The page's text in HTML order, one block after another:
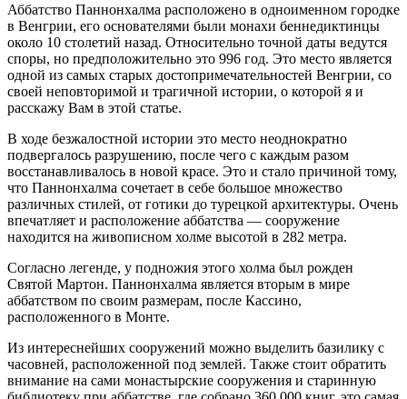
Аббатство Паннонхалма расположено в одноименном городке
в Венгрии, его основателями были монахи беннедиктинцы
около 10 столетий назад. Относительно точной даты ведутся
споры, но предположительно это 996 год. Это место является
одной из самых старых достопримечательностей Венгрии, со
своей неповторимой и трагичной истории, о которой я и
расскажу Вам в этой статье.
В ходе безжалостной истории это место неоднократно
подвергалось разрушению, после чего с каждым разом
восстанавливалось в новой красе. Это и стало причиной тому,
что Паннонхалма сочетает в себе большое множество
различных стилей, от готики до турецкой архитектуры. Очень
впечатляет и расположение аббатства — сооружение
находится на живописном холме высотой в 282 метра.
Согласно легенде, у подножия этого холма был рожден
Святой Мартон. Паннонхалма является вторым в мире
аббатством по своим размерам, после Кассино,
расположенного в Монте.
Из интереснейших сооружений можно выделить базилику с
часовней, расположенной под землей. Также стоит обратить
внимание на сами монастырские сооружения и старинную